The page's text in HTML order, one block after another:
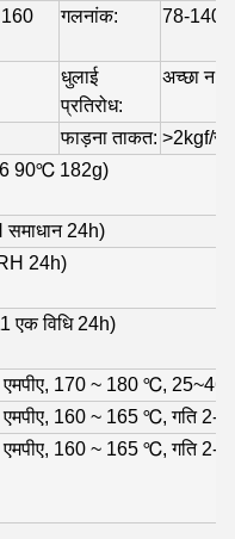
160
गलनांक: 78-140
धुलाई
प्रतिरोध:
अच्छा न
फाड़ना ताकत: >2kgf/
90℃ 182g)
24h)
24h)
एक विधि 24h)
170 ~ 180 ℃, 25~46s
160 ~ 165 ℃,गति 2-3
160 ~ 165 ℃,गति 2-3